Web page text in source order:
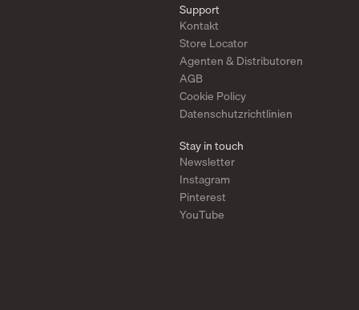
Support
Kontakt
Store Locator
Agenten & Distributoren
AGB
Cookie Policy
Datenschutzrichtlinien
Stay in touch
Newsletter
Instagram
Pinterest
YouTube